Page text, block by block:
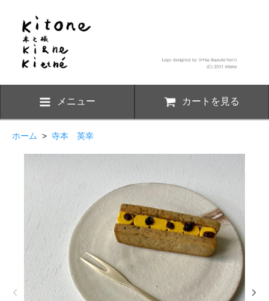
メニュー カートを見る
ホーム > 寺本 英幸